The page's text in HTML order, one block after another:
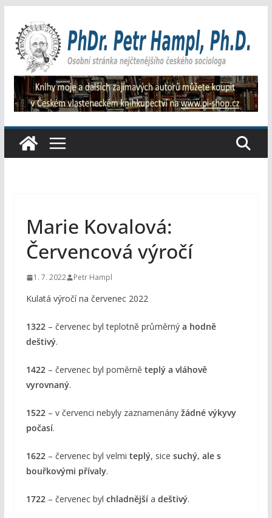
obsah
Marie Kovalová:
Červencová výročí
1. 7. 2022 Petr Hampl
Kulatá výročí na červenec 2022
1322– červenec byl teplotně průměrnýa hodně
deštivý.
1422 – červenec byl poměrně teplý a vláhově
vyrovnaný.
1522– v červenci nebyly zaznamenány žádné výkyvy
počasí.
1622– červenec byl velmi teplý, sice suchý, ale s
bouřkovými přívaly.
1722– červenec byl chladnější a deštivý.